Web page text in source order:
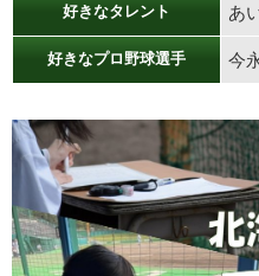
好きなタレント あ
好きなプロ野球選手 今